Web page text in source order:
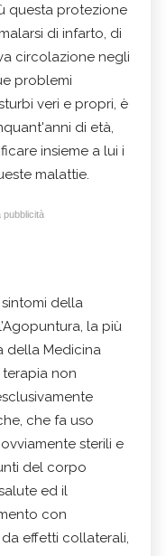
questa protezione
di infarto, di
circolazione negli
problemi
veri e propri, è
di età,
insieme a lui i
malattie.
pubblicità
della
la più
della Medicina
terapia non
che fa uso
sterili e
del corpo
ed il
con
effetti collaterali,